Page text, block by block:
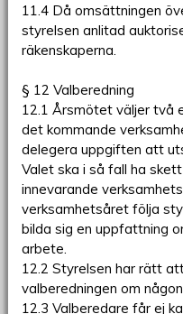
11.4 Då omsättningen
styrelsen anlitad
räkenskaperna.
§ 12 Valberedning
12.1 Årsmötet väljer två
det kommande
delegera uppgiften att
Valet ska i så fall ha
innevarande
verksamhetsåret följa
bilda sig en uppfattning
arbete.
12.2 Styrelsen har rätt
valberedningen om
12.3 Valberedare får ej